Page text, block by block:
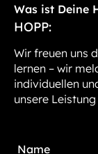
Was ist Deine
HOPP:
Wir freuen uns
lernen – wir
individuellen
unsere